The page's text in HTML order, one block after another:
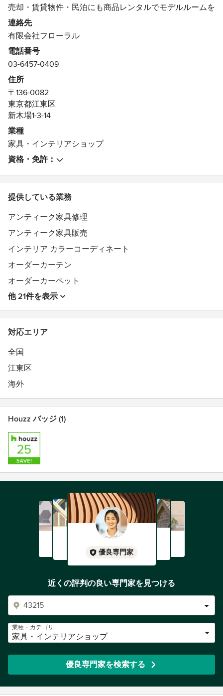
売却・賃貸物件・民泊にも商品レンタルでモデルルームを
格安でお作りしています。
売れない物件の価値を高めてより高くより早く売れる物件
にするホームステージングは必見！
10万点を超える商材がございますので、北欧風・西海岸
風・中世ヨーロッパ風等幅広くご予算に合わせてご提案が
可能です。
商業施設、ショップ、サロン、事務所、一般家庭に至るま
で多岐にわたってご利用いただいております。
連絡先
有限会社フローラル
電話番号
03-6457-0409
住所
〒136-0082
東京都江東区
新木場1-3-14
業種
家具・インテリアショップ
資格・免許：
提供している業務
アンティーク家具修理
アンティーク家具販売
インテリア カラーコーディネート
オーダーカーテン
オーダーカーペット
他 21件を表示
対応エリア
全国
江東区
海外
Houzz バッジ (1)
優良専門家
近くの評判の良い専門家を見つける
業種・カテゴリ
家具・インテリアショップ
優良専門家を検索する